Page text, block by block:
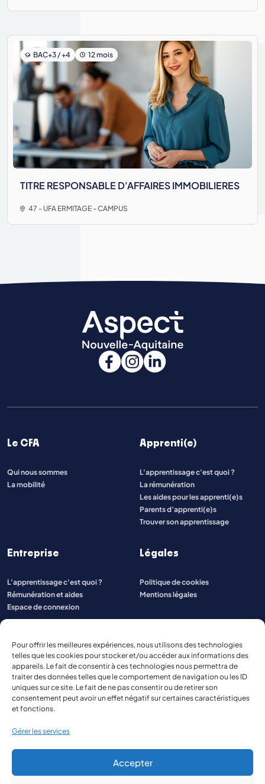
Pour offrir les meilleures expériences, nous utilisons des technologies
telles que les cookies pour stocker et/ou accéder aux informations des
appareils. Le fait de consentir à ces technologies nous permettra de
traiter des données telles que le comportement de navigation ou les ID
uniques sur ce site. Le fait de ne pas consentir ou de retirer son
consentement peut avoir un effet négatif sur certaines caractéristiques
et fonctions.
Gérer les services
Accepter
BAC+3 / +4 12 mois
TITRE RESPONSABLE D'AFFAIRES IMMOBILIERES
47 - UFA ERMITAGE - CAMPUS
Le CFA
Qui nous sommes
La mobilité
Apprenti(e)
L'apprentissage c'est quoi ?
La rémunération
Les aides pour les apprenti(e)s
Parents d’apprenti(e)s
Trouver son apprentissage
Entreprise
L'apprentissage c'est quoi ?
Rémunération et aides
Espace de connexion
Légales
Politique de cookies
Mentions légales